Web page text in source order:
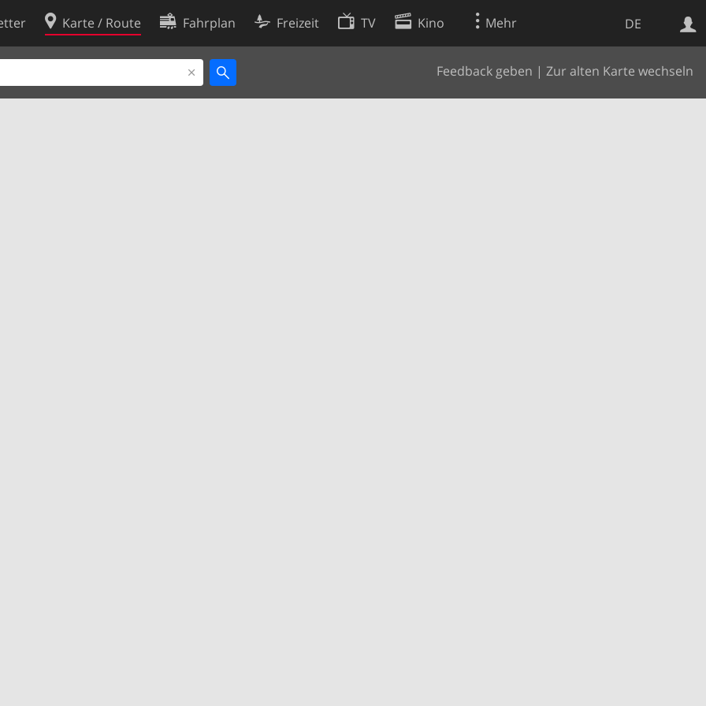
DE
Karte / Route Fahrplan Freizeit TV Kino Mehr
Feedback geben | Zur alten Karte wechseln
Websuche
Cookie-Richtlinie
Cookie-Einstellungen